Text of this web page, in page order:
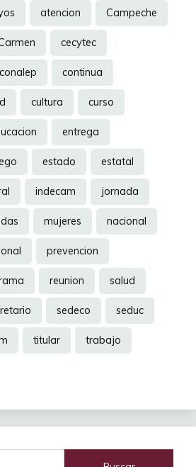
atencion Campeche
cecytec
conalep continua
cultura curso
entrega
estado estatal
indecam jornada
mujeres nacional
prevencion
reunion salud
sedeco seduc
titular trabajo